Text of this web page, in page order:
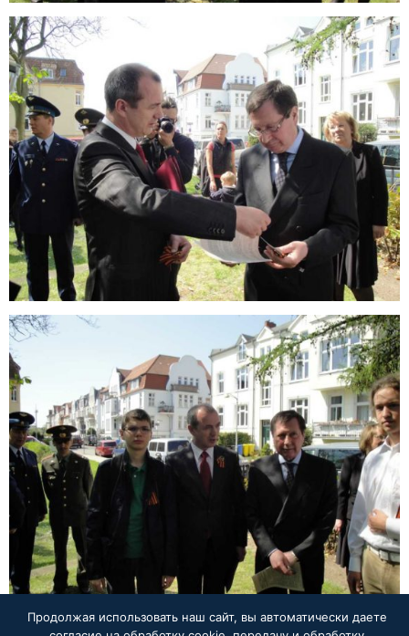
Продолжая использовать наш сайт, вы автоматически даете